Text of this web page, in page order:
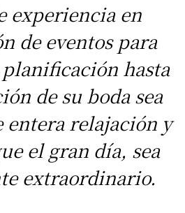
experiencia en
de eventos para
planificación hasta
de su boda sea
entera relajación y
el gran día, sea
extraordinario.